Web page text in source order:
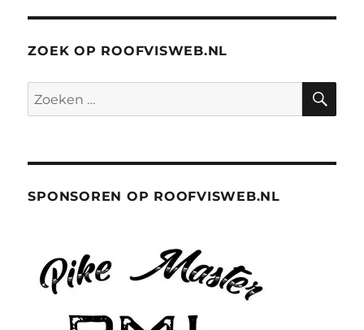
ZOEK OP ROOFVISWEB.NL
Zoeken
naar:
SPONSOREN OP ROOFVISWEB.NL